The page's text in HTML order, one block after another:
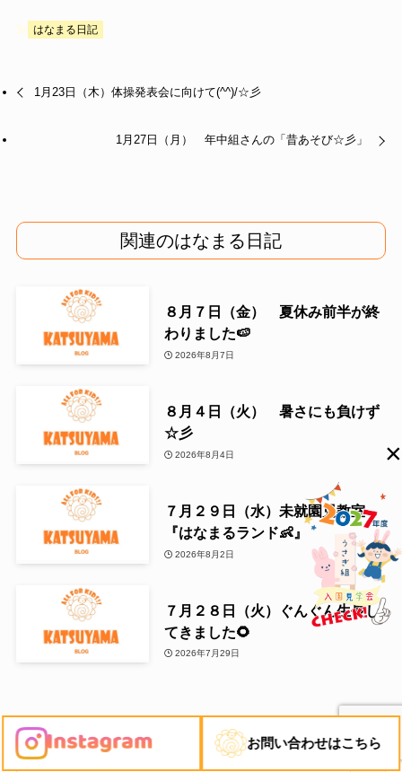
はなまる日記
1月23日（木）体操発表会に向けて(^^)/☆彡
1月27日（月） 年中組さんの「昔あそび☆彡」
関連のはなまる日記
８月７日（金） 夏休み前半が終
わりました🍉
2026年8月7日
８月４日（火） 暑さにも負けず
☆彡
2026年8月4日
７月２９日（水）未就園児教室
『はなまるランド👶』
2026年8月2日
７月２８日（火）ぐんぐん生長し
てきました🌻
2026年7月29日
お問い合わせはこちら
×